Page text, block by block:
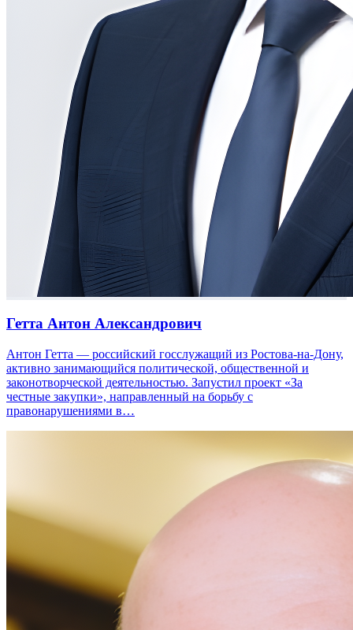
Гетта Антон Александрович
Антон Гетта — российский госслужащий из Ростова-на-Дону,
активно занимающийся политической, общественной и
законотворческой деятельностью. Запустил проект «За
честные закупки», направленный на борьбу с
правонарушениями в…